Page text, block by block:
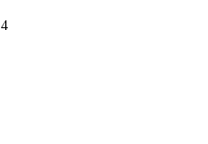
4